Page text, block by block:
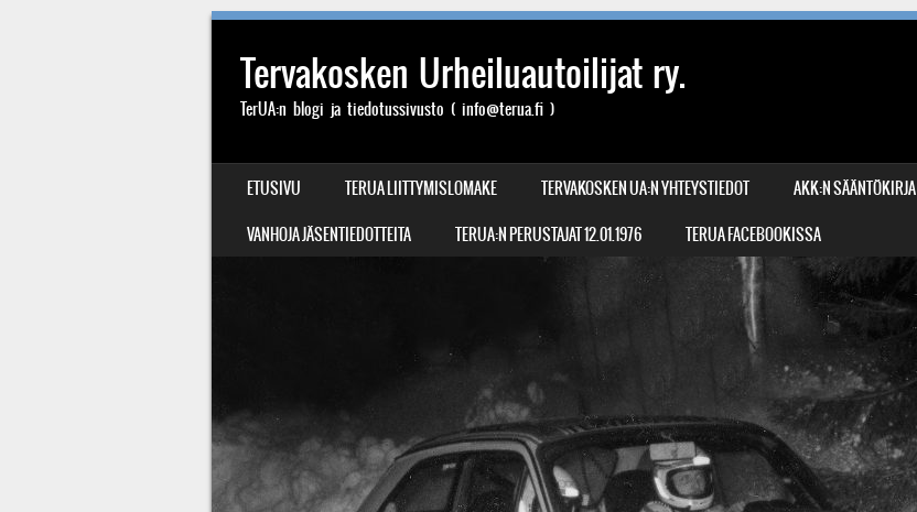
Tervakosken Urheiluautoilijat ry.
TerUA:n blogi ja tiedotussivusto ( info@terua.fi )
VALIKKO
SIIRRY SISÄLTÖÖN
ETUSIVU TERUA LIITTYMISLOMAKE TERVAKOSKEN UA:N YHTEYSTIEDOT AKK:N SÄÄNTÖKIRJA
VANHOJA JÄSENTIEDOTTEITA
TERUA:N PERUSTAJAT 12.01.1976 TERUA FACEBOOKISSA